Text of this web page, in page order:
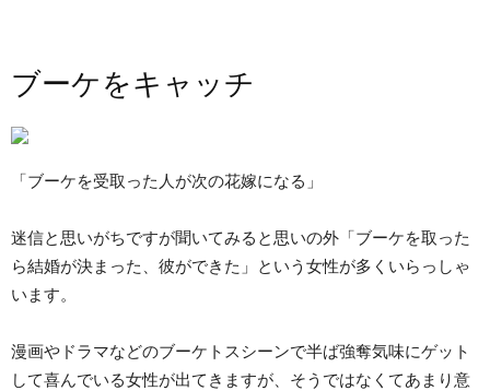
ブーケをキャッチ
「ブーケを受取った人が次の花嫁になる」
迷信と思いがちですが聞いてみると思いの外「ブーケを取った
ら結婚が決まった、彼ができた」という女性が多くいらっしゃ
います。
漫画やドラマなどのブーケトスシーンで半ば強奪気味にゲット
して喜んでいる女性が出てきますが、そうではなくてあまり意